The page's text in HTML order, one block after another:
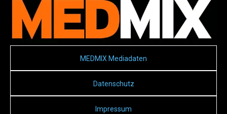
MEDMIX Mediadaten
Datenschutz
Impressum